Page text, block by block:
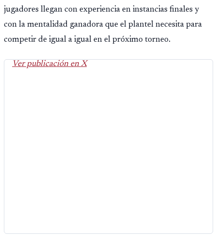
jugadores llegan con experiencia en instancias finales y
con la mentalidad ganadora que el plantel necesita para
competir de igual a igual en el próximo torneo.
Ver publicación en X